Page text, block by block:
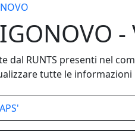
-
dal RUNTS presenti nel
tutte le informazioni